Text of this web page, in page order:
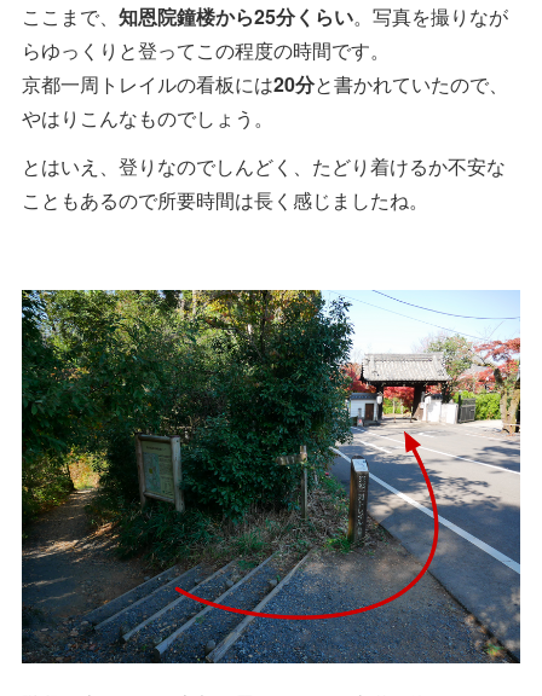
ここまで、 知恩院鐘楼から25分くらい。写真を撮りなが
らゆっくりと登ってこの程度の時間です。
京都一周トレイルの看板には20分と書かれていたので、
やはりこんなものでしょう。
とはいえ、登りなのでしんどく、たどり着けるか不安な
こともあるので所要時間は長く感じましたね。